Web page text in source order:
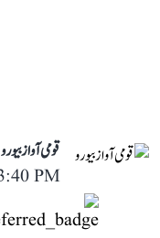
قومی آواز بیورو
PM